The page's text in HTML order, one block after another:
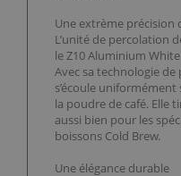
Une extrème précision
L’unité de percolation
le Z10 Aluminium
Avec sa technologie de
s’écoule
la poudre de café. Elle
aussi bien pour les
boissons Cold Brew.
Une élégance durable